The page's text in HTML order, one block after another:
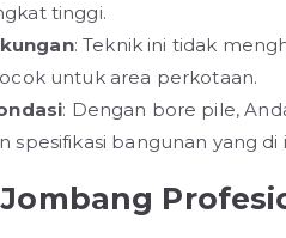
tinggi.
: Teknik ini tidak
untuk area perkotaan.
: Dengan bore pile,
spesifikasi bangunan yang di